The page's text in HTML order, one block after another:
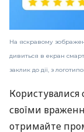
На яскравому
дивиться в екран
заклик до дії, з
Користувалися
своїми
отримайте